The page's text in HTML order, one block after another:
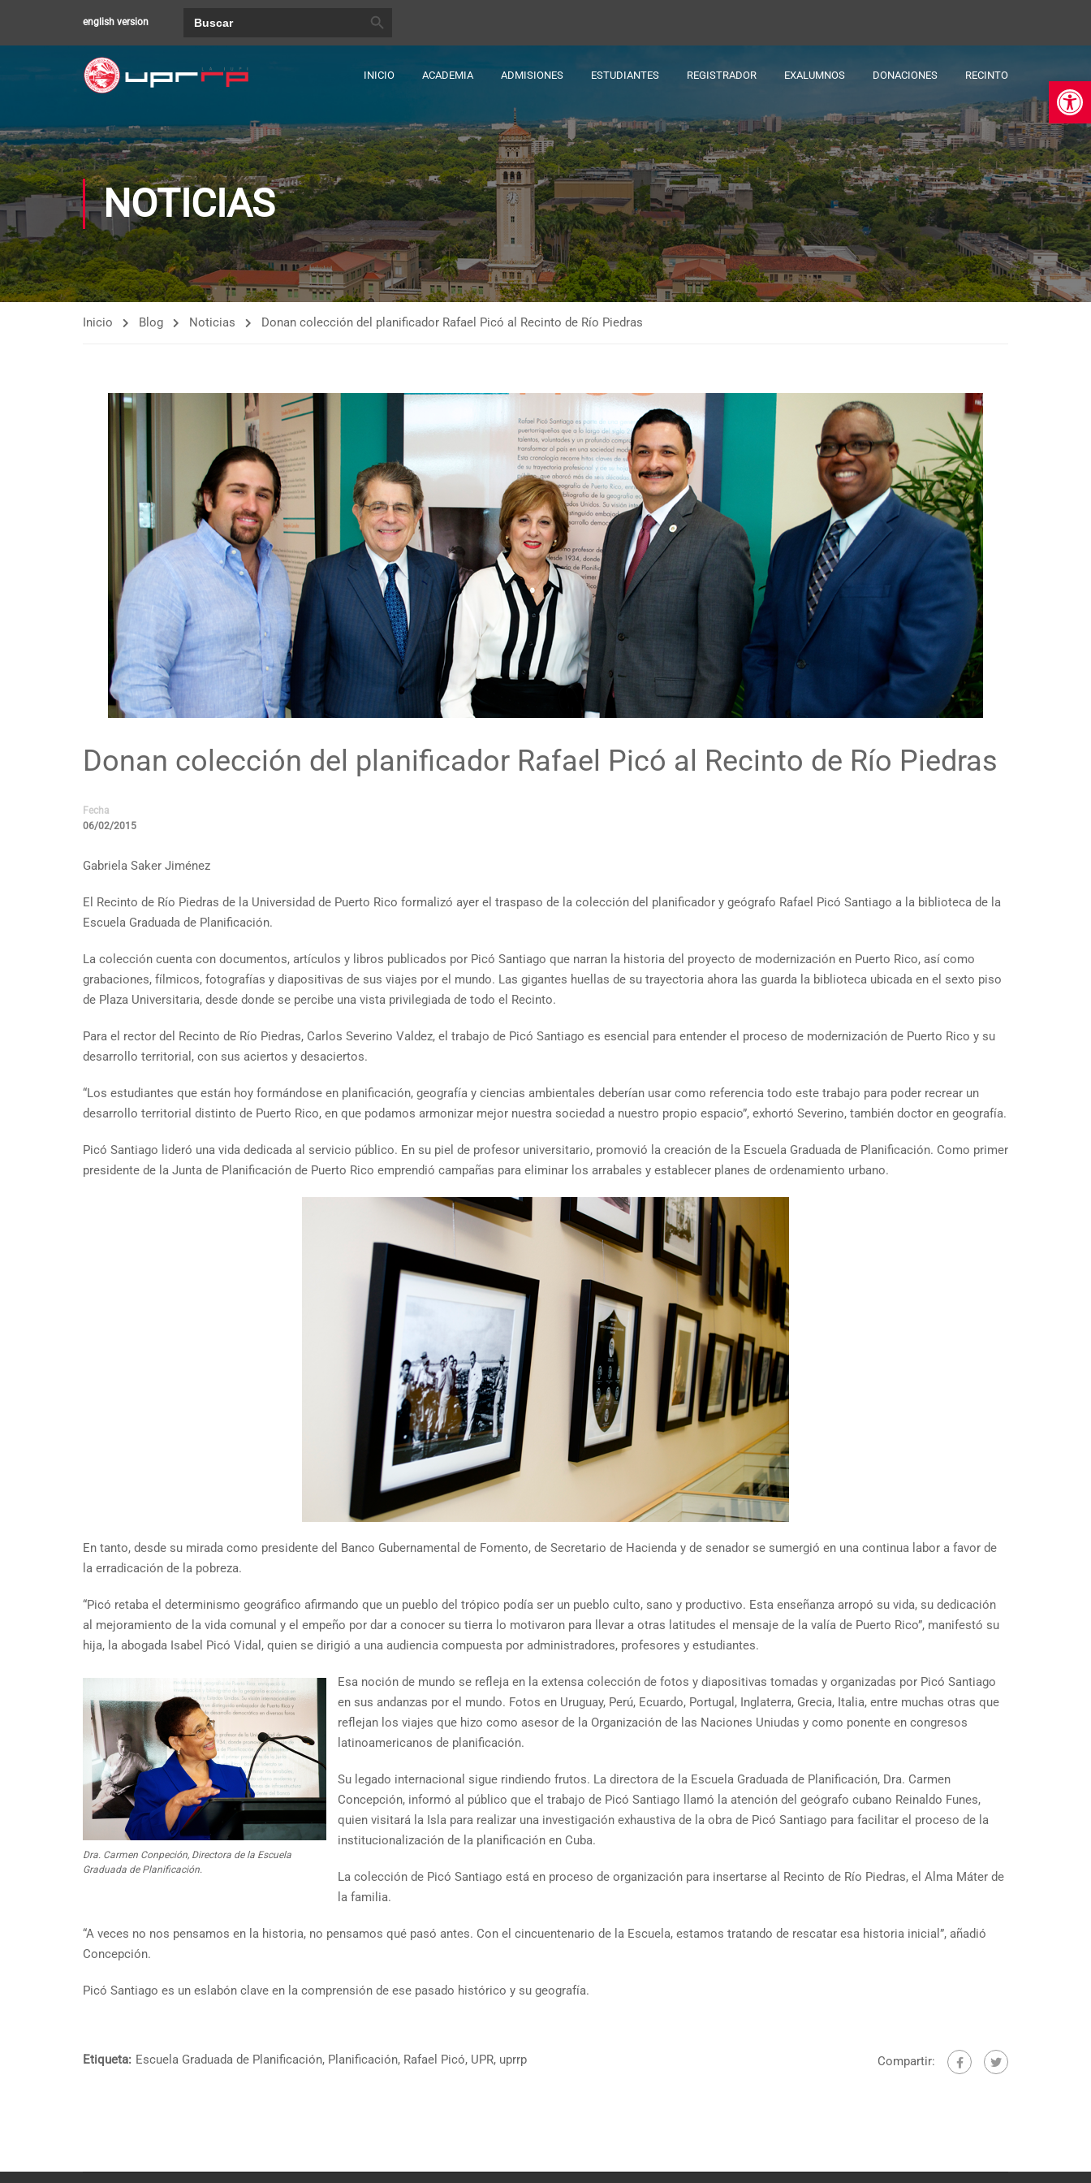
english version
INICIO ACADEMIA ADMISIONES ESTUDIANTES REGISTRADOR EXALUMNOS DONACIONES RECINTO
NOTICIAS
Inicio Blog Noticias Donan colección del planificador Rafael Picó al Recinto de Río Piedras
Donan colección del planificador Rafael Picó al Recinto de Río Piedras
Fecha
06/02/2015
Gabriela Saker Jiménez
El Recinto de Río Piedras de la Universidad de Puerto Rico formalizó ayer el traspaso de la colección del planificador y geógrafo Rafael Picó Santiago a la biblioteca de la
Escuela Graduada de Planificación.
La colección cuenta con documentos, artículos y libros publicados por Picó Santiago que narran la historia del proyecto de modernización en Puerto Rico, así como
grabaciones, fílmicos, fotografías y diapositivas de sus viajes por el mundo. Las gigantes huellas de su trayectoria ahora las guarda la biblioteca ubicada en el sexto piso
de Plaza Universitaria, desde donde se percibe una vista privilegiada de todo el Recinto.
Para el rector del Recinto de Río Piedras, Carlos Severino Valdez, el trabajo de Picó Santiago es esencial para entender el proceso de modernización de Puerto Rico y su
desarrollo territorial, con sus aciertos y desaciertos.
“Los estudiantes que están hoy formándose en planificación, geografía y ciencias ambientales deberían usar como referencia todo este trabajo para poder recrear un
desarrollo territorial distinto de Puerto Rico, en que podamos armonizar mejor nuestra sociedad a nuestro propio espacio”, exhortó Severino, también doctor en geografía.
Picó Santiago lideró una vida dedicada al servicio público. En su piel de profesor universitario, promovió la creación de la Escuela Graduada de Planificación. Como primer
presidente de la Junta de Planificación de Puerto Rico emprendió campañas para eliminar los arrabales y establecer planes de ordenamiento urbano.
En tanto, desde su mirada como presidente del Banco Gubernamental de Fomento, de Secretario de Hacienda y de senador se sumergió en una continua labor a favor de
la erradicación de la pobreza.
“Picó retaba el determinismo geográfico afirmando que un pueblo del trópico podía ser un pueblo culto, sano y productivo. Esta enseñanza arropó su vida, su dedicación
al mejoramiento de la vida comunal y el empeño por dar a conocer su tierra lo motivaron para llevar a otras latitudes el mensaje de la valía de Puerto Rico”, manifestó su
hija, la abogada Isabel Picó Vidal, quien se dirigió a una audiencia compuesta por administradores, profesores y estudiantes.
Dra. Carmen Conpeción, Directora de la Escuela
Graduada de Planificación.
Esa noción de mundo se refleja en la extensa colección de fotos y diapositivas tomadas y organizadas por Picó Santiago
en sus andanzas por el mundo. Fotos en Uruguay, Perú, Ecuardo, Portugal, Inglaterra, Grecia, Italia, entre muchas otras que
reflejan los viajes que hizo como asesor de la Organización de las Naciones Uniudas y como ponente en congresos
latinoamericanos de planificación.
Su legado internacional sigue rindiendo frutos. La directora de la Escuela Graduada de Planificación, Dra. Carmen
Concepción, informó al público que el trabajo de Picó Santiago llamó la atención del geógrafo cubano Reinaldo Funes,
quien visitará la Isla para realizar una investigación exhaustiva de la obra de Picó Santiago para facilitar el proceso de la
institucionalización de la planificación en Cuba.
La colección de Picó Santiago está en proceso de organización para insertarse al Recinto de Río Piedras, el Alma Máter de
la familia.
“A veces no nos pensamos en la historia, no pensamos qué pasó antes. Con el cincuentenario de la Escuela, estamos tratando de rescatar esa historia inicial”, añadió
Concepción.
Picó Santiago es un eslabón clave en la comprensión de ese pasado histórico y su geografía.
Etiqueta: Escuela Graduada de Planificación, Planificación, Rafael Picó, UPR, uprrp Compartir: